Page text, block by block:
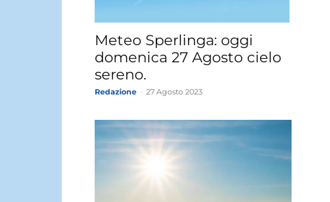
Meteo Sperlinga: oggi
domenica 27 Agosto cielo
sereno.
Redazione 27 Agosto 2023